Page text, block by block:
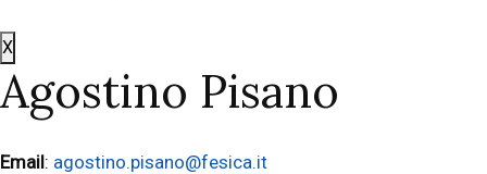
X
Agostino Pisano
Email: agostino.pisano@fesica.it